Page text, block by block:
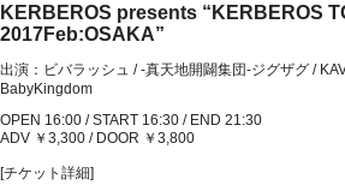
KERBEROS presents “KERBEROS
2017Feb:OSAKA”
出演：ビバラッシュ / -真天地開闢集団-ジグザグ /
BabyKingdom
OPEN 16:00 / START 16:30 / END 21:30
ADV ￥3,300 / DOOR ￥3,800
[チケット詳細]